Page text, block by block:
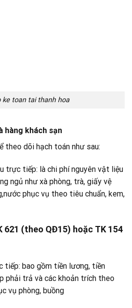
ke toan tai thanh hoa
hàng khách sạn
theo dõi hạch toán như sau:
trực tiếp: là chi phí nguyên vật liệu
ngủ như xà phòng, trà, giấy vệ
phục vụ theo tiêu chuẩn, kem,
621 (theo QĐ15) hoặc TK 154
tiếp: bao gồm tiền lương, tiền
phải trả và các khoản trích theo
vụ phòng, buồng